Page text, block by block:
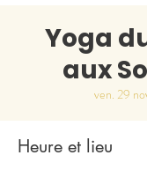
Yoga
aux
ven. 29
Heure et lieu